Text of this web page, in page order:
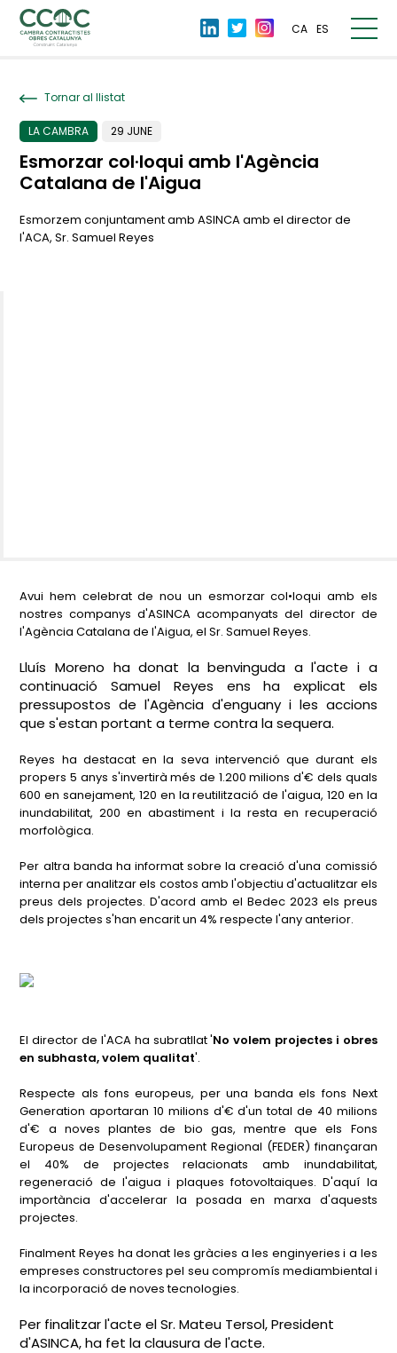
CA ES
Tornar al llistat
LA CAMBRA 29 JUNE
Esmorzar col·loqui amb l'Agència
Catalana de l'Aigua
Esmorzem conjuntament amb ASINCA amb el director de
l'ACA, Sr. Samuel Reyes
Avui hem celebrat de nou un esmorzar col•loqui amb els
nostres companys d'ASINCA acompanyats del director de
l'Agència Catalana de l'Aigua, el Sr. Samuel Reyes.
Lluís Moreno ha donat la benvinguda a l'acte i a
continuació Samuel Reyes ens ha explicat els
pressupostos de l'Agència d'enguany i les accions
que s'estan portant a terme contra la sequera.
Reyes ha destacat en la seva intervenció que durant els
propers 5 anys s'invertirà més de 1.200 milions d'€ dels quals
600 en sanejament, 120 en la reutilització de l'aigua, 120 en la
inundabilitat, 200 en abastiment i la resta en recuperació
morfològica.
Per altra banda ha informat sobre la creació d'una comissió
interna per analitzar els costos amb l'objectiu d'actualitzar els
preus dels projectes. D'acord amb el Bedec 2023 els preus
dels projectes s'han encarit un 4% respecte l'any anterior.
El director de l'ACA ha subratllat 'No volem projectes i obres
en subhasta, volem qualitat'.
Respecte als fons europeus, per una banda els fons Next
Generation aportaran 10 milions d'€ d'un total de 40 milions
d'€ a noves plantes de bio gas, mentre que els Fons
Europeus de Desenvolupament Regional (FEDER) finançaran
el 40% de projectes relacionats amb inundabilitat,
regeneració de l'aigua i plaques fotovoltaiques. D'aquí la
importància d'accelerar la posada en marxa d'aquests
projectes.
Finalment Reyes ha donat les gràcies a les enginyeries i a les
empreses constructores pel seu compromís mediambiental i
la incorporació de noves tecnologies.
Per finalitzar l'acte el Sr. Mateu Tersol, President
d'ASINCA, ha fet la clausura de l'acte.